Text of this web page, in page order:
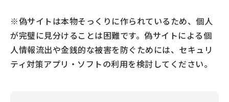
※偽サイトは本物そっくりに作られているため、個人
が完璧に見分けることは困難です。偽サイトによる個
人情報流出や金銭的な被害を防ぐためには、セキュリ
ティ対策アプリ・ソフトの利用を検討してください。